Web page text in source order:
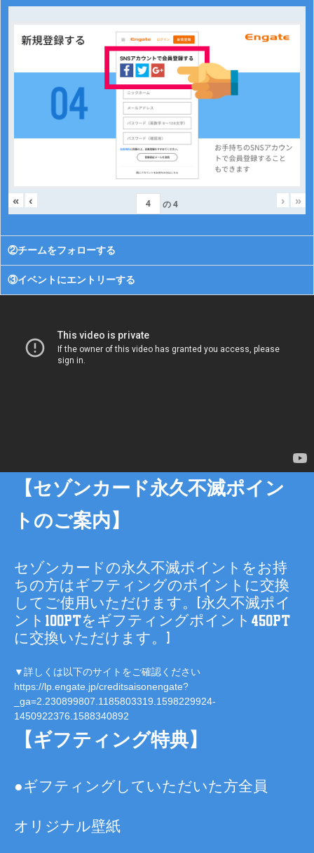
« ‹ の4 › »
②チームをフォローする
③イベントにエントリーする
【セゾンカード永久不滅ポイン
トのご案内】
セゾンカードの永久不滅ポイントをお持
ちの方はギフティングのポイントに交換
してご使用いただけます。(永久不滅ポイ
ント100ptをギフティングポイント450pt
に交換いただけます。)
▼詳しくは以下のサイトをご確認ください
https://lp.engate.jp/creditsaisonengate?
_ga=2.230899807.1185803319.1598229924-
1450922376.1588340892
【ギフティング特典】
●ギフティングしていただいた方全員
オリジナル壁紙